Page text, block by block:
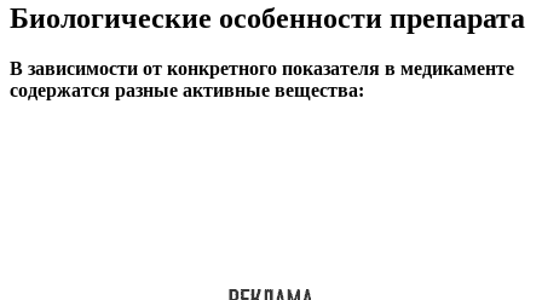
Биологические особенности препарата
В зависимости от конкретного показателя в медикаменте
содержатся разные активные вещества: